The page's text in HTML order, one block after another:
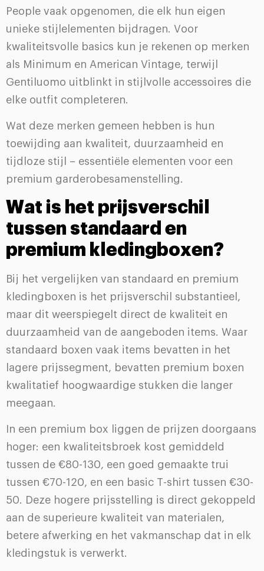
People vaak opgenomen, die elk hun eigen
unieke stijlelementen bijdragen. Voor
kwaliteitsvolle basics kun je rekenen op merken
als Minimum en American Vintage, terwijl
Gentiluomo uitblinkt in stijlvolle accessoires die
elke outfit completeren.
Wat deze merken gemeen hebben is hun
toewijding aan kwaliteit, duurzaamheid en
tijdloze stijl – essentiële elementen voor een
premium garderobesamenstelling.
Wat is het prijsverschil
tussen standaard en
premium kledingboxen?
Bij het vergelijken van standaard en premium
kledingboxen is het prijsverschil substantieel,
maar dit weerspiegelt direct de kwaliteit en
duurzaamheid van de aangeboden items. Waar
standaard boxen vaak items bevatten in het
lagere prijssegment, bevatten premium boxen
kwalitatief hoogwaardige stukken die langer
meegaan.
In een premium box liggen de prijzen doorgaans
hoger: een kwaliteitsbroek kost gemiddeld
tussen de €80-130, een goed gemaakte trui
tussen €70-120, en een basic T-shirt tussen €30-
50. Deze hogere prijsstelling is direct gekoppeld
aan de superieure kwaliteit van materialen,
betere afwerking en het vakmanschap dat in elk
kledingstuk is verwerkt.